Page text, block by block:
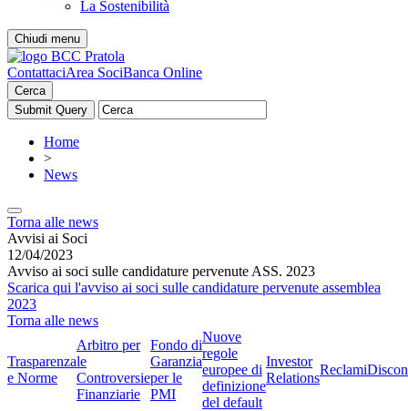
La Sostenibilità
Chiudi menu
ContattaciArea SociBanca Online
Cerca
Home
>
News
Torna alle news
Avvisi ai Soci
12/04/2023
Avviso ai soci sulle candidature pervenute ASS. 2023
Scarica qui l'avviso ai soci sulle candidature pervenute assemblea
2023
Torna alle news
Trasparenza
e Norme
Arbitro per
le
Controversie
Finanziarie
Fondo di
Garanzia
per le
PMI
Nuove
regole
europee di
definizione
del default
Investor
Relations
Reclami